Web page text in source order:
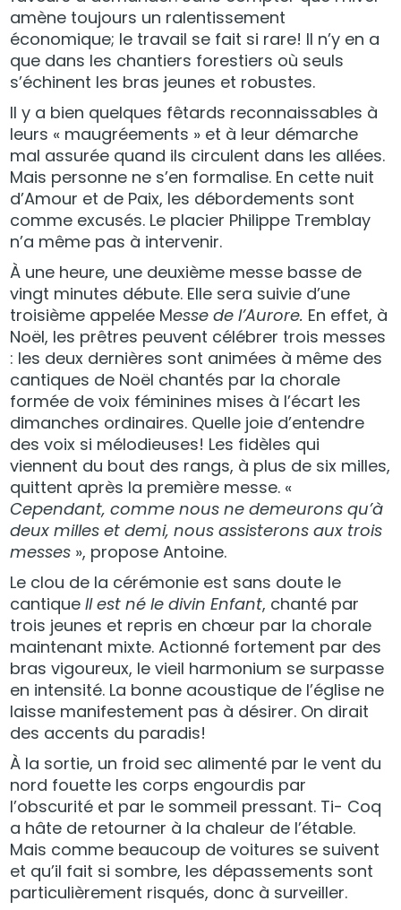
amène toujours un ralentissement
économique; le travail se fait si rare! Il n’y en a
que dans les chantiers forestiers où seuls
s’échinent les bras jeunes et robustes.
Il y a bien quelques fêtards reconnaissables à
leurs « maugréements » et à leur démarche
mal assurée quand ils circulent dans les allées.
Mais personne ne s’en formalise. En cette nuit
d’Amour et de Paix, les débordements sont
comme excusés. Le placier Philippe Tremblay
n’a même pas à intervenir.
À une heure, une deuxième messe basse de
vingt minutes débute. Elle sera suivie d’une
troisième appelée Messe de l’Aurore. En effet, à
Noël, les prêtres peuvent célébrer trois messes
: les deux dernières sont animées à même des
cantiques de Noël chantés par la chorale
formée de voix féminines mises à l’écart les
dimanches ordinaires. Quelle joie d’entendre
des voix si mélodieuses! Les fidèles qui
viennent du bout des rangs, à plus de six milles,
quittent après la première messe. «
Cependant, comme nous ne demeurons qu’à
deux milles et demi, nous assisterons aux trois
messes », propose Antoine.
Le clou de la cérémonie est sans doute le
cantiqueIl est né le divin Enfant, chanté par
trois jeunes et repris en chœur par la chorale
maintenant mixte. Actionné fortement par des
bras vigoureux, le vieil harmonium se surpasse
en intensité. La bonne acoustique de l’église ne
laisse manifestement pas à désirer. On dirait
des accents du paradis!
À la sortie, un froid sec alimenté par le vent du
nord fouette les corps engourdis par
l’obscurité et par le sommeil pressant. Ti- Coq
a hâte de retourner à la chaleur de l’étable.
Mais comme beaucoup de voitures se suivent
et qu’il fait si sombre, les dépassements sont
particulièrement risqués, donc à surveiller.